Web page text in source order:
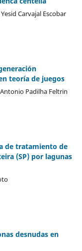
Carvajal Escobar
teoría de juegos
Padilha Feltrin
de tratamiento de
(SP) por lagunas
desnudas en